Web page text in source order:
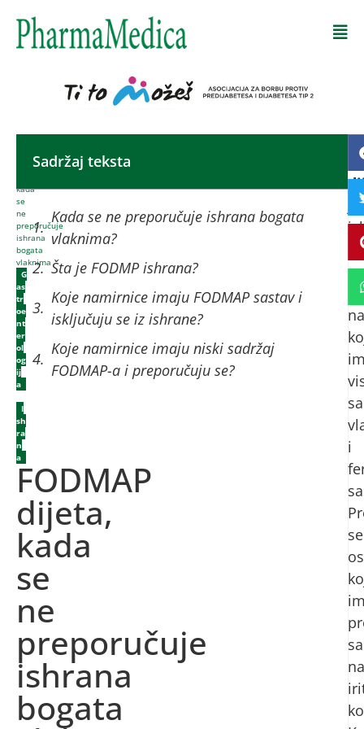
FODMAP
kada
se
ne
preporučuje
ishrana
bogata
vlaknima
G
as
tr
oe
nt
er
ol
og
ij
a
I
sh
ra
n
aFODMAP
dijeta,
kada
se
ne
preporučuje
ishrana
bogata
Sadržaj teksta
Kada se ne preporučuje ishrana bogata
vlaknima?
Šta je FODMP ishrana?
Koje namirnice imaju FODMAP sastav i
isključuju se iz ishrane?
Koje namirnice imaju niski sadržaj
FODMAP-a i preporučuju se?
je
se
i
se
sa